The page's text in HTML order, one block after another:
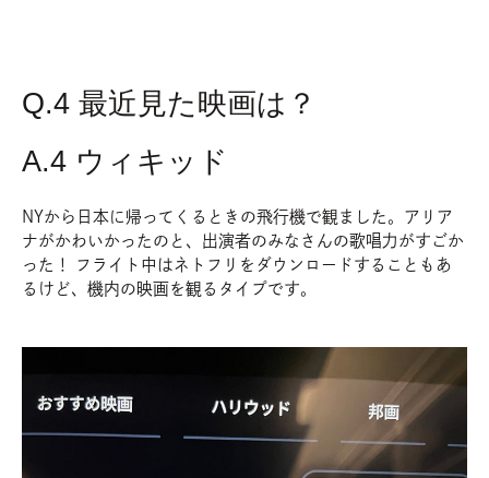
Q.4 最近見た映画は？
A.4 ウィキッド
NYから日本に帰ってくるときの飛行機で観ました。アリア
ナがかわいかったのと、出演者のみなさんの歌唱力がすごか
った！ フライト中はネトフリをダウンロードすることもあ
るけど、機内の映画を観るタイプです。